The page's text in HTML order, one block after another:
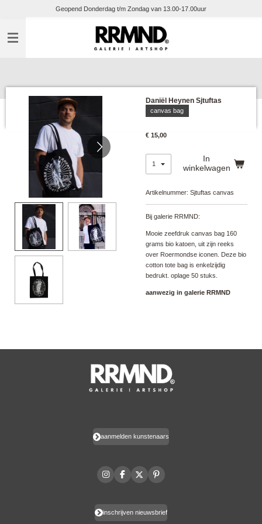
naar
de
Geopend Donderdag t/m Zondag van 13.00-17.00uur
Daniël Heynen Sjtuftas
canvas bag
€ 15,00
In
winkelwagen
Artikelnummer: Sjtuftas canvas
Bij galerie RRMND:
Mooie zeefdruk canvas bag 160
grams bio katoen, uit zijn reeks
over Roermondse iconen. Deze bio
cotton tote bag is enkelzijdig
bedrukt. oplage 50 stuks.
aanwezig in galerie RRMND
aanmelden kunstenaars
I
n
g
F
a
o
X
P
i
r
inschrijven nieuwsbrief